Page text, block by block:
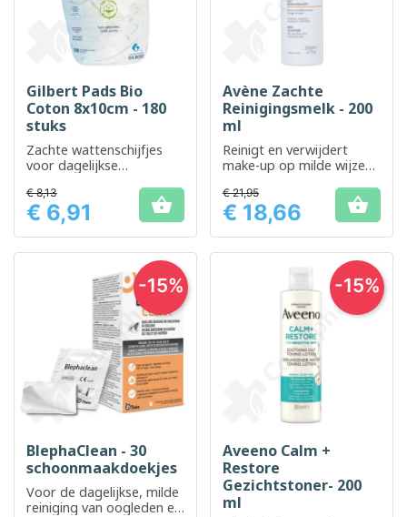
Gilbert Pads Bio
Coton 8x10cm - 180
stuks
Zachte wattenschijfjes
voor dagelijkse
Prijs
€ 8,13
€ 6,91 
Avène Zachte
Reinigingsmelk - 200
ml
Reinigt en verwijdert
make-up op milde wijze
drogen
Prijs
€ 21,95
€ 18,66 
BlephaClean - 30
schoonmaakdoekjes
Voor de dagelijkse, milde
reiniging van oogleden en
-15%
Aveeno Calm +
Restore
Gezichtstoner- 200
ml
-15%